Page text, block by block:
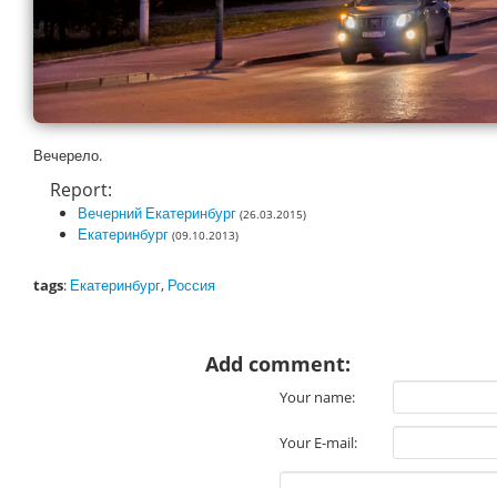
Вечерело.
Report:
Вечерний Екатеринбург (26.03.2015)
Екатеринбург (09.10.2013)
tags: Екатеринбург, Россия
Add comment:
Your name:
Your E-mail: